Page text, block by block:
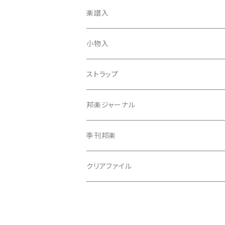
天神袋
天神巾着
指すり
つぼシール
撥皮・撥皮のり
胴板
楽譜入
小物入
ストラップ
邦楽ジャーナル
季刊邦楽
クリアファイル